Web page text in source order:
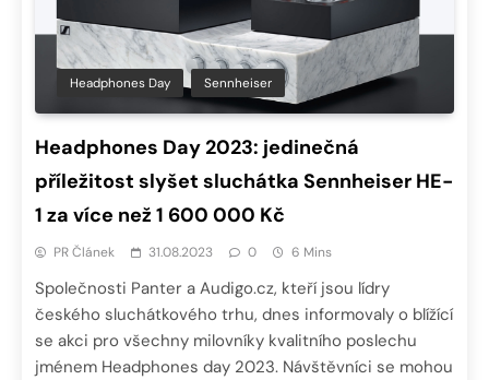
Headphones Day Sennheiser
Headphones Day 2023: jedinečná
příležitost slyšet sluchátka Sennheiser HE-
1 za více než 1 600 000 Kč
PR Článek 31.08.2023 0 6 Mins
Společnosti Panter a Audigo.cz, kteří jsou lídry
českého sluchátkového trhu, dnes informovaly o blížící
se akci pro všechny milovníky kvalitního poslechu
jménem Headphones day 2023. Návštěvníci se mohou